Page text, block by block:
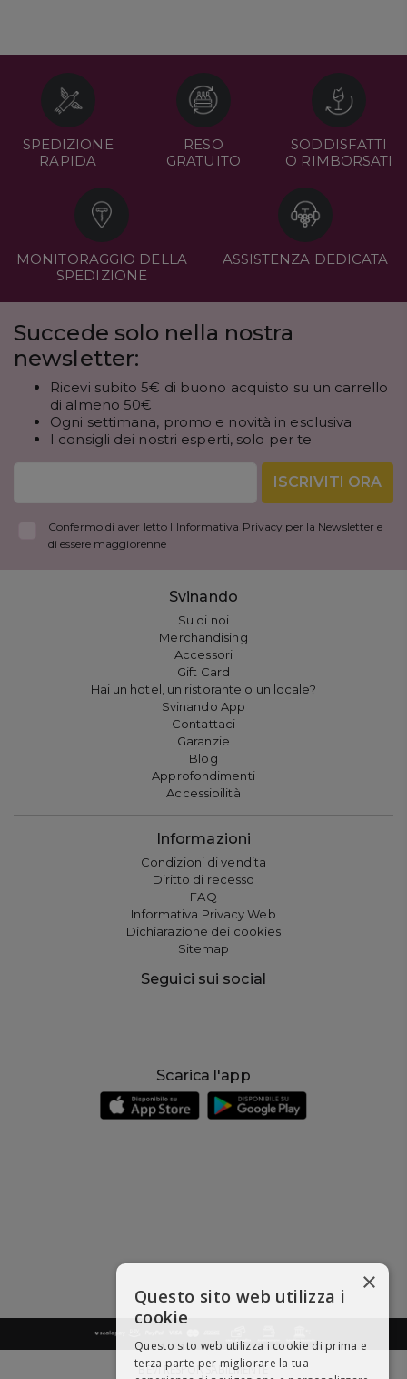
SPEDIZIONE
RAPIDA
RESO
GRATUITO
SODDISFATTI
O RIMBORSATI
MONITORAGGIO DELLA
SPEDIZIONE
ASSISTENZA DEDICATA
Succede solo nella nostra
newsletter:
Ricevi subito 5€ di buono acquisto su un carrello
di almeno 50€
Ogni settimana, promo e novità in esclusiva
I consigli dei nostri esperti, solo per te
ISCRIVITI ORA
Confermo di aver letto l' Informativa Privacy per la Newsletter e
di essere maggiorenne
Svinando
Su di noi
Merchandising
Accessori
Gift Card
Hai un hotel, un ristorante o un locale?
Svinando App
Contattaci
Garanzie
Blog
Approfondimenti
Accessibilità
Informazioni
Condizioni di vendita
Diritto di recesso
FAQ
Informativa Privacy Web
Dichiarazione dei cookies
Sitemap
Seguici sui social
Scarica l'app
BEVI RESPONSABILMENTE
×
Questo sito web utilizza i
cookie
Questo sito web utilizza i cookie di prima e
terza parte per migliorare la tua